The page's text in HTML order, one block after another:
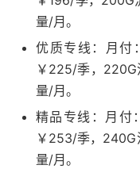
量/月。
优质专线：月付
￥225/季，
量/月。
精品专线：月付
￥253/季，
量/月。